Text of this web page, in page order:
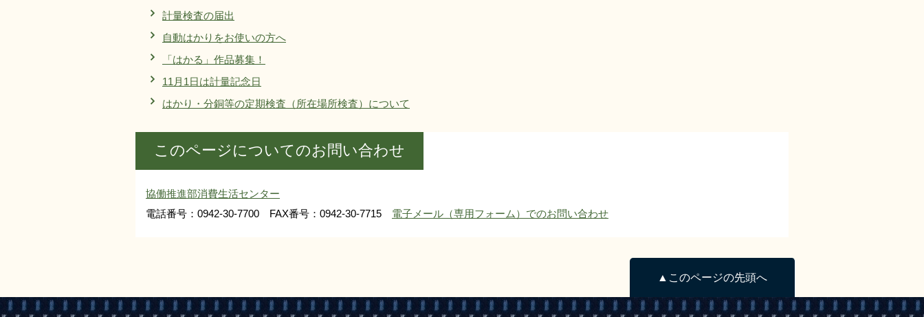
計量検査の届出
自動はかりをお使いの方へ
「はかる」作品募集！
11月1日は計量記念日
はかり・分銅等の定期検査（所在場所検査）について
このページについてのお問い合わせ
協働推進部消費生活センター
電話番号：0942-30-7700 FAX番号：0942-30-7715 電子メール（専用フォーム）でのお問い合わせ
▲このページの先頭へ